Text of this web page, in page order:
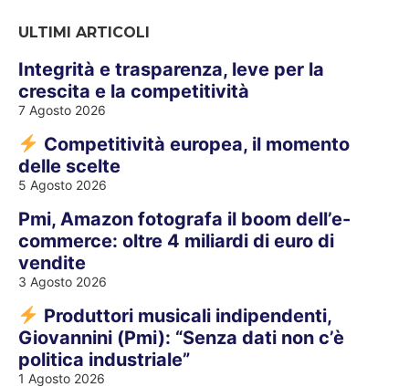
ULTIMI ARTICOLI
Integrità e trasparenza, leve per la
crescita e la competitività
7 Agosto 2026
Competitività europea, il momento
delle scelte
5 Agosto 2026
Pmi, Amazon fotografa il boom dell’e-
commerce: oltre 4 miliardi di euro di
vendite
3 Agosto 2026
Produttori musicali indipendenti,
Giovannini (Pmi): “Senza dati non c’è
politica industriale”
1 Agosto 2026